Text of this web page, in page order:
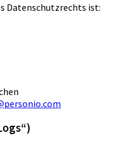
Datenschutzrechts ist: